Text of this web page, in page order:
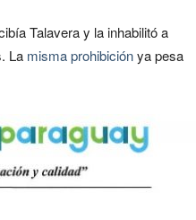
Talavera y la inhabilitó a
La misma prohibiciónya pesa